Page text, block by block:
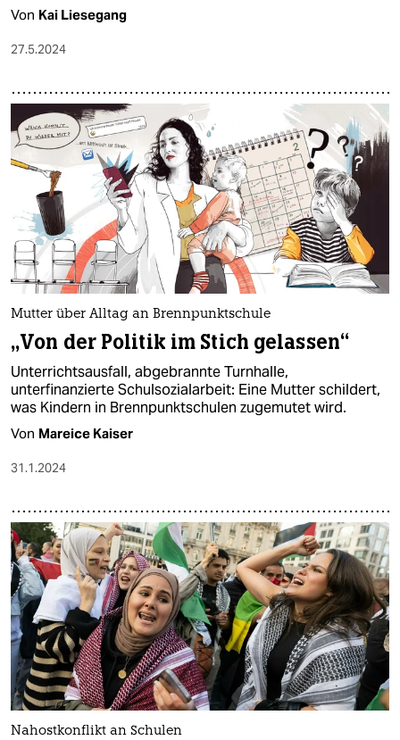
Von Kai Liesegang
27.5.2024
Mutter über Alltag an Brennpunktschule
„Von der Politik im Stich gelassen“
Unterrichtsausfall, abgebrannte Turnhalle,
unterfinanzierte Schulsozialarbeit: Eine Mutter schildert,
was Kindern in Brennpunktschulen zugemutet wird.
Von Mareice Kaiser
31.1.2024
Nahostkonflikt an Schulen